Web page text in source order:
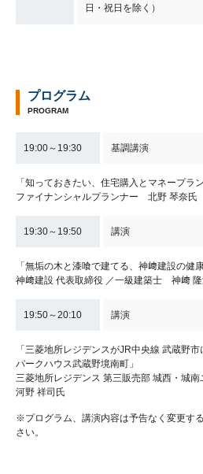
日・祝日を除く）
プログラム
PROGRAM
19:00～19:30 基調講演
「知っておきたい、住宅購入とマネープラン
ファイナンシャルプランナー 北野 琴奈氏
19:30～19:50 講演
「無垢の木と漆喰で建てる、神﨑建設の健康
神﨑建設 代表取締役 ／一級建築士 神﨑 隆
19:50～20:10 講演
「三菱地所レジデンスがJR中央線 武蔵野
パークハウス武蔵野境南町」
三菱地所レジデンス 第三販売部 城西・城
河野 祥司氏
※プログラム、講演内容は予告なく変更す
さい。